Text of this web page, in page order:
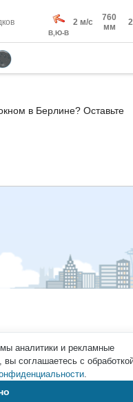
В,Ю-В
2 м/с
760
мм
в Берлине? Оставьте
аналитики и рекламные
соглашаетесь с
.